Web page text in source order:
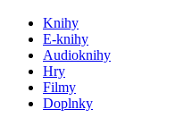
Knihy
E-knihy
Audioknihy
Hry
Filmy
Doplnky